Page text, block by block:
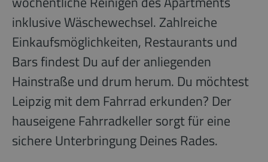
inklusive Wäschewechsel. Zahlreiche
Einkaufsmöglichkeiten, Restaurants und
Bars findest Du auf der anliegenden
Hainstraße und drum herum. Du möchtest
Leipzig mit dem Fahrrad erkunden? Der
hauseigene Fahrradkeller sorgt für eine
sichere Unterbringung Deines Rades.